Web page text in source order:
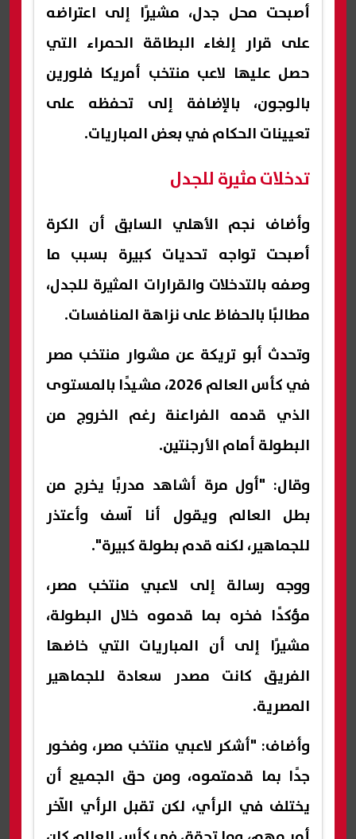
أصبحت محل جدل، مشيرًا إلى اعتراضه
على قرار إلغاء البطاقة الحمراء التي
حصل عليها لاعب منتخب أمريكا فلورين
بالوجون، بالإضافة إلى تحفظه على
تعيينات الحكام في بعض المباريات.
تدخلات مثيرة للجدل
وأضاف نجم الأهلي السابق أن الكرة
أصبحت تواجه تحديات كبيرة بسبب ما
وصفه بالتدخلات والقرارات المثيرة للجدل،
مطالبًا بالحفاظ على نزاهة المنافسات.
وتحدث أبو تريكة عن مشوار منتخب مصر
في كأس العالم 2026، مشيدًا بالمستوى
الذي قدمه الفراعنة رغم الخروج من
البطولة أمام الأرجنتين.
وقال: "أول مرة أشاهد مدربًا يخرج من
بطل العالم ويقول أنا آسف وأعتذر
للجماهير، لكنه قدم بطولة كبيرة".
ووجه رسالة إلى لاعبي منتخب مصر،
مؤكدًا فخره بما قدموه خلال البطولة،
مشيرًا إلى أن المباريات التي خاضها
الفريق كانت مصدر سعادة للجماهير
المصرية.
وأضاف: "أشكر لاعبي منتخب مصر، وفخور
جدًا بما قدمتموه، ومن حق الجميع أن
يختلف في الرأي، لكن تقبل الرأي الآخر